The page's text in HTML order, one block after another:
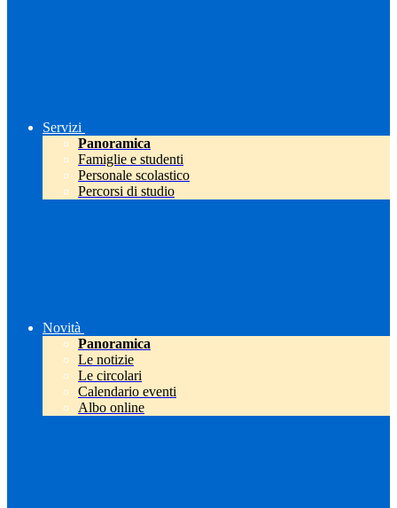
Servizi
Panoramica
Famiglie e studenti
Personale scolastico
Percorsi di studio
Novità
Panoramica
Le notizie
Le circolari
Calendario eventi
Albo online